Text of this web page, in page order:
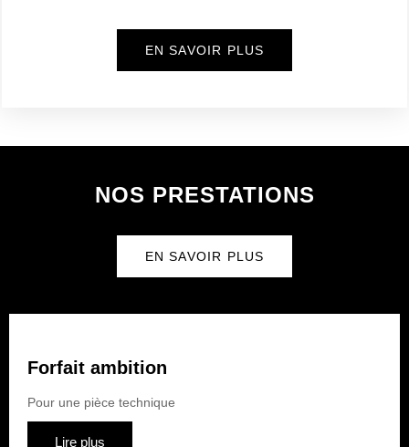
EN SAVOIR PLUS
NOS PRESTATIONS
EN SAVOIR PLUS
Forfait ambition
Pour une pièce technique
Lire plus